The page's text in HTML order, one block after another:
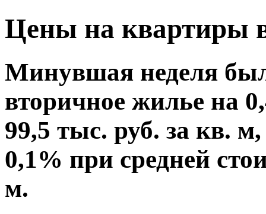
Цены на квартиры в
Минувшая неделя
вторичное жилье на
99,5 тыс. руб. за кв.
0,1% при средней
м.